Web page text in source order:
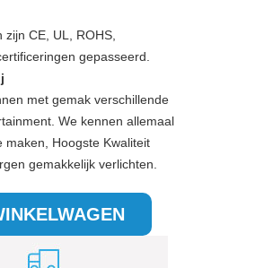
CE, UL, ROHS,
gepasseerd.
met gemak verschillende
We kennen allemaal
maken, Hoogste Kwaliteit
gemakkelijk verlichten.